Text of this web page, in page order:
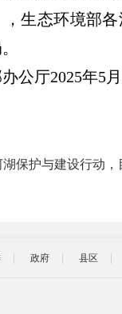
生态环境部
厅2025年5月
保护与建设行动
政府 县区